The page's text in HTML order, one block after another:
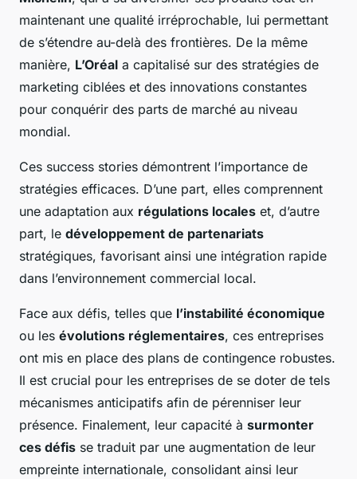
maintenant une qualité irréprochable, lui permettant
de s’étendre au-delà des frontières. De la même
manière, L’Oréal a capitalisé sur des stratégies de
marketing ciblées et des innovations constantes
pour conquérir des parts de marché au niveau
mondial.
Ces success stories démontrent l’importance de
stratégies efficaces. D’une part, elles comprennent
une adaptation aux régulations locales et, d’autre
part, le développement de partenariats
stratégiques, favorisant ainsi une intégration rapide
dans l’environnement commercial local.
Face aux défis, telles que l’instabilité économique
ou les évolutions réglementaires, ces entreprises
ont mis en place des plans de contingence robustes.
Il est crucial pour les entreprises de se doter de tels
mécanismes anticipatifs afin de pérenniser leur
présence. Finalement, leur capacité à surmonter
ces défis se traduit par une augmentation de leur
empreinte internationale, consolidant ainsi leur